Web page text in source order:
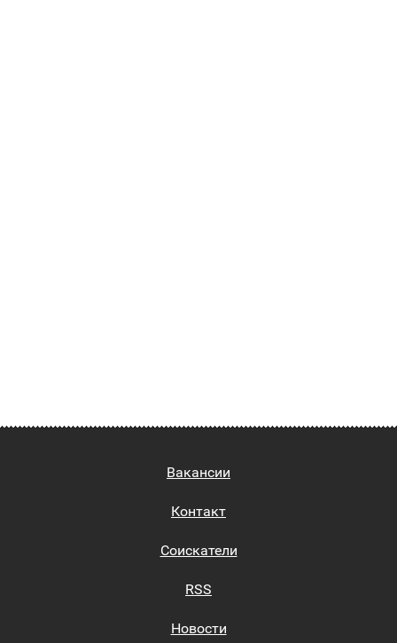
Вакансии
Контакт
Соискатели
RSS
Новости